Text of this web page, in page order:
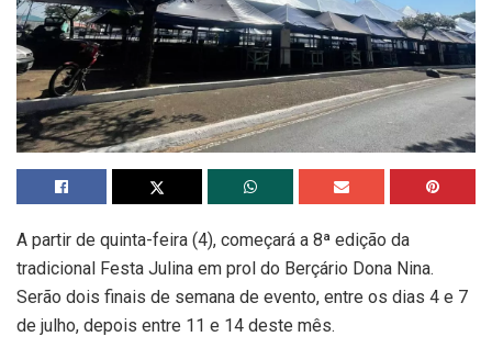
A partir de quinta-feira (4), começará a 8ª edição da
tradicional Festa Julina em prol do Berçário Dona Nina.
Serão dois finais de semana de evento, entre os dias 4 e 7
de julho, depois entre 11 e 14 deste mês.